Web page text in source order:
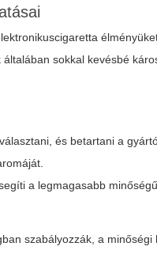
sokkal kevésbé
és betartani a
a legmagasabb
szabályozzák, a